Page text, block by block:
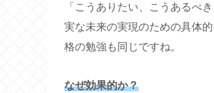
「こうありたい、こうあるべ
実な未来の実現のための具体
格の勉強も同じですね。
なぜ効果的か？